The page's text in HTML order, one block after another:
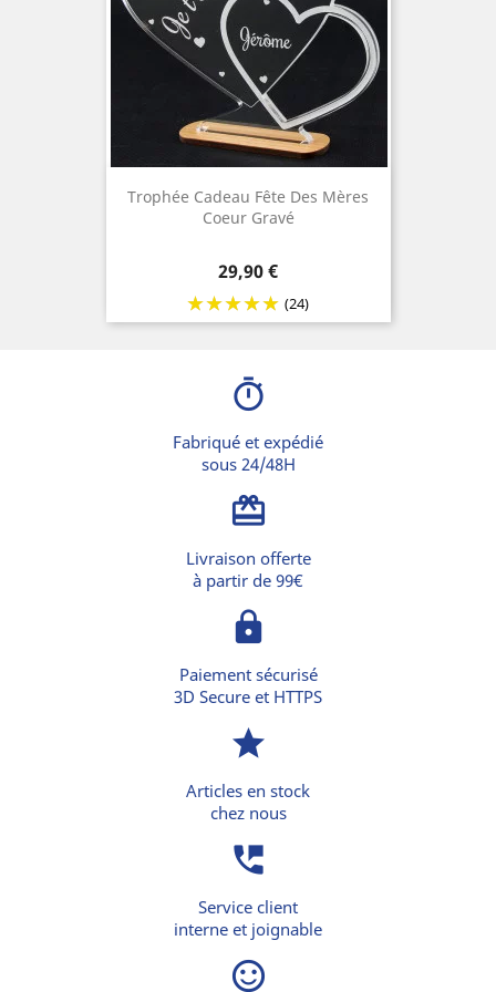
Trophée Cadeau Fête Des Mères
Coeur Gravé
Prix
29,90 €
(24)
timer
Fabriqué et expédié
sous 24/48H
card_giftcard
Livraison offerte
à partir de 99€
lock
Paiement sécurisé
3D Secure et HTTPS
star
Articles en stock
chez nous
perm_phone_msg
Service client
interne et joignable
sentiment_satisfied_alt